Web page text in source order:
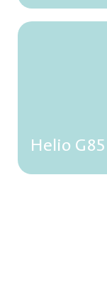
Helio G85